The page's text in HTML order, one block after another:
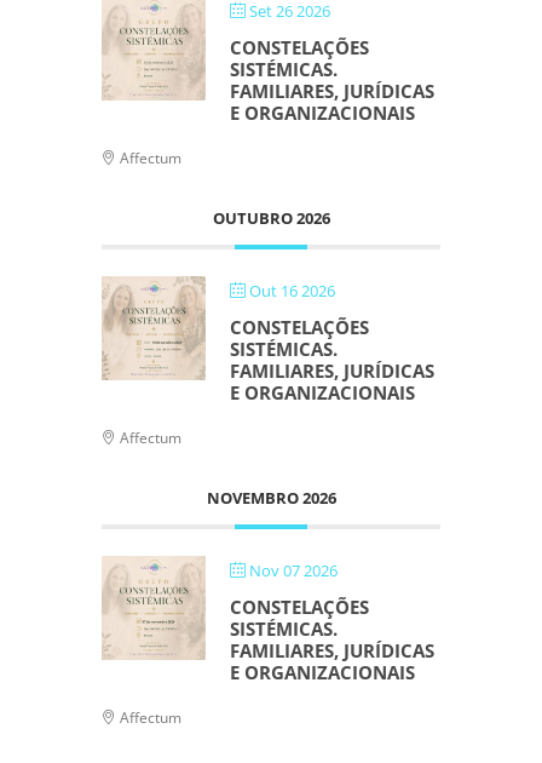
Set 26 2026
CONSTELAÇÕES
SISTÉMICAS.
FAMILIARES, JURÍDICAS
E ORGANIZACIONAIS
Affectum
OUTUBRO 2026
Out 16 2026
CONSTELAÇÕES
SISTÉMICAS.
FAMILIARES, JURÍDICAS
E ORGANIZACIONAIS
Affectum
NOVEMBRO 2026
Nov 07 2026
CONSTELAÇÕES
SISTÉMICAS.
FAMILIARES, JURÍDICAS
E ORGANIZACIONAIS
Affectum